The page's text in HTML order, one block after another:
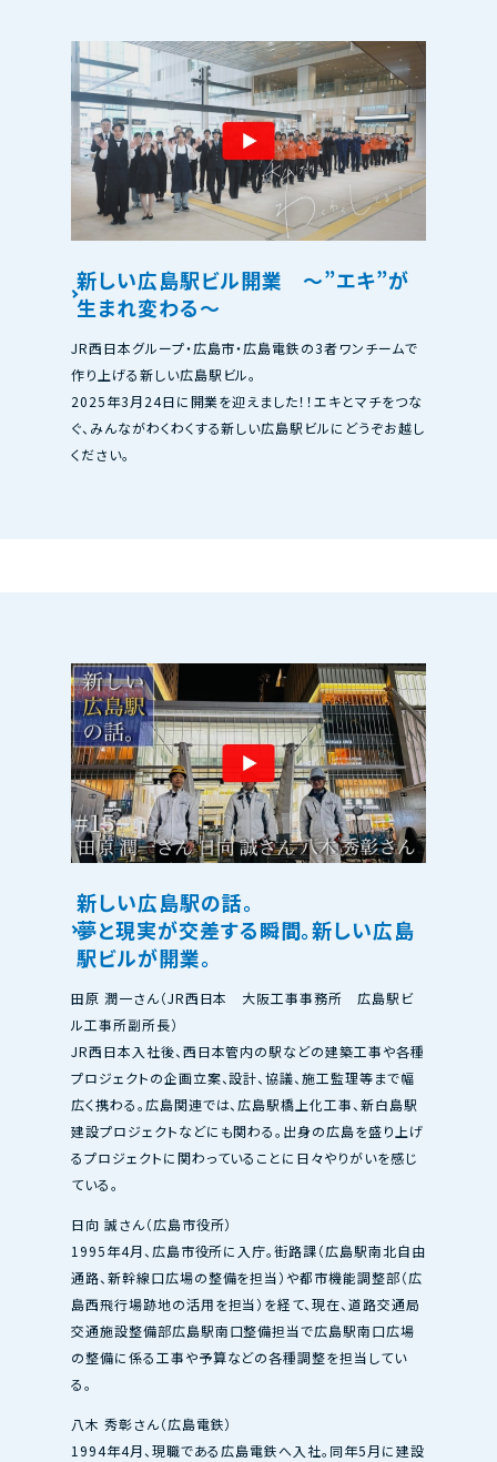
新しい広島駅ビル開業 ～”エキ”が
生まれ変わる～
JR西日本グループ・広島市・広島電鉄の3者ワンチームで
作り上げる新しい広島駅ビル。
2025年3月24日に開業を迎えました！！エキとマチをつな
ぐ、みんながわくわくする新しい広島駅ビルにどうぞお越し
ください。
新しい広島駅の話。
夢と現実が交差する瞬間。新しい広島
駅ビルが開業。
田原 潤一さん（JR西日本 大阪工事事務所 広島駅ビ
ル工事所副所長）
JR西日本入社後、西日本管内の駅などの建築工事や各種
プロジェクトの企画立案、設計、協議、施工監理等まで幅
広く携わる。広島関連では、広島駅橋上化工事、新白島駅
建設プロジェクトなどにも関わる。出身の広島を盛り上げ
るプロジェクトに関わっていることに日々やりがいを感じ
ている。
日向 誠さん（広島市役所）
1995年4月、広島市役所に入庁。街路課（広島駅南北自由
通路、新幹線口広場の整備を担当）や都市機能調整部（広
島西飛行場跡地の活用を担当）を経て、現在、道路交通局
交通施設整備部広島駅南口整備担当で広島駅南口広場
の整備に係る工事や予算などの各種調整を担当してい
る。
八木 秀彰さん（広島電鉄）
1994年4月、現職である広島電鉄へ入社。同年5月に建設